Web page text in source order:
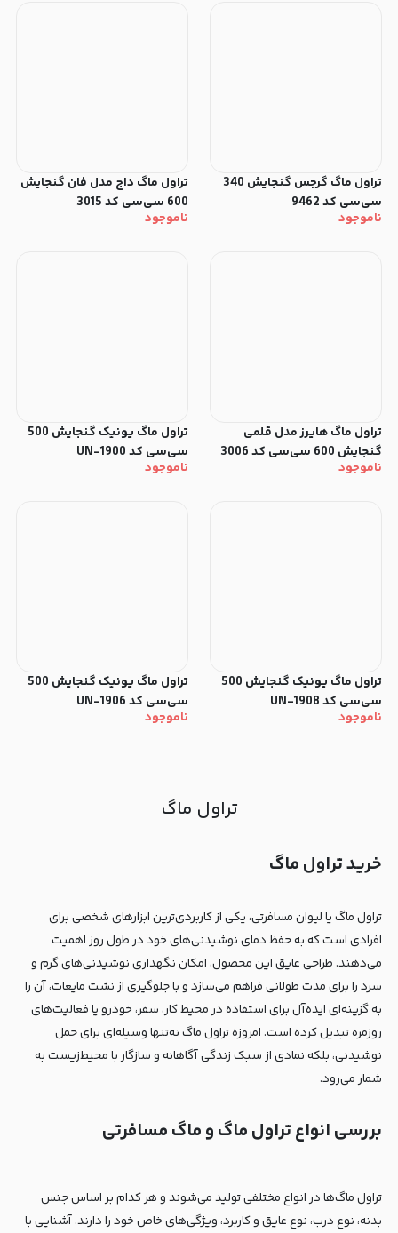
تراول ماگ گرجس گنجایش 340
سی‌سی کد 9462
ناموجود
تراول ماگ داج مدل فان گنجایش
600 سی‌سی کد 3015
ناموجود
تراول ماگ هایرز مدل قلمی
گنجایش 600 سی‌سی کد 3006
ناموجود
تراول ماگ یونیک گنجایش 500
سی‌سی کد UN-1900
ناموجود
تراول ماگ یونیک گنجایش 500
سی‌سی کد UN-1908
ناموجود
تراول ماگ یونیک گنجایش 500
سی‌سی کد UN-1906
ناموجود
تراول ماگ
خرید تراول ماگ
تراول ماگ یا لیوان مسافرتی، یکی از کاربردی‌ترین ابزارهای شخصی برای
افرادی است که به حفظ دمای نوشیدنی‌های خود در طول روز اهمیت
می‌دهند. طراحی عایق این محصول، امکان نگهداری نوشیدنی‌های گرم و
سرد را برای مدت طولانی فراهم می‌سازد و با جلوگیری از نشت مایعات، آن را
به گزینه‌ای ایده‌آل برای استفاده در محیط کار، سفر، خودرو یا فعالیت‌های
روزمره تبدیل کرده است. امروزه تراول ماگ نه‌تنها وسیله‌ای برای حمل
نوشیدنی، بلکه نمادی از سبک زندگی آگاهانه و سازگار با محیط‌زیست به
شمار می‌رود.
بررسی انواع تراول ماگ و ماگ مسافرتی
تراول ماگ‌ها در انواع مختلفی تولید می‌شوند و هر کدام بر اساس جنس
بدنه، نوع درب، نوع عایق و کاربرد، ویژگی‌های خاص خود را دارند. آشنایی با